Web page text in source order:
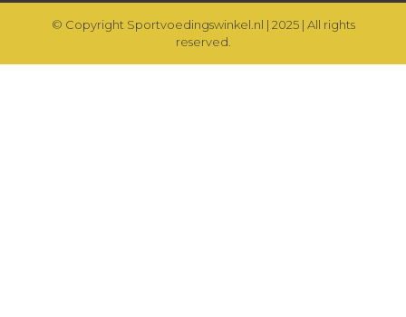
© Copyright Sportvoedingswinkel.nl | 2025 | All rights
reserved.